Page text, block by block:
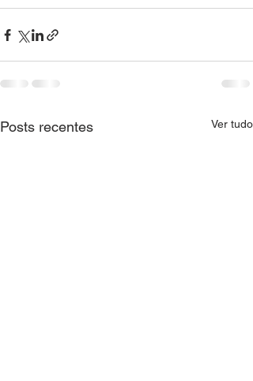
Posts recentes Ver tudo